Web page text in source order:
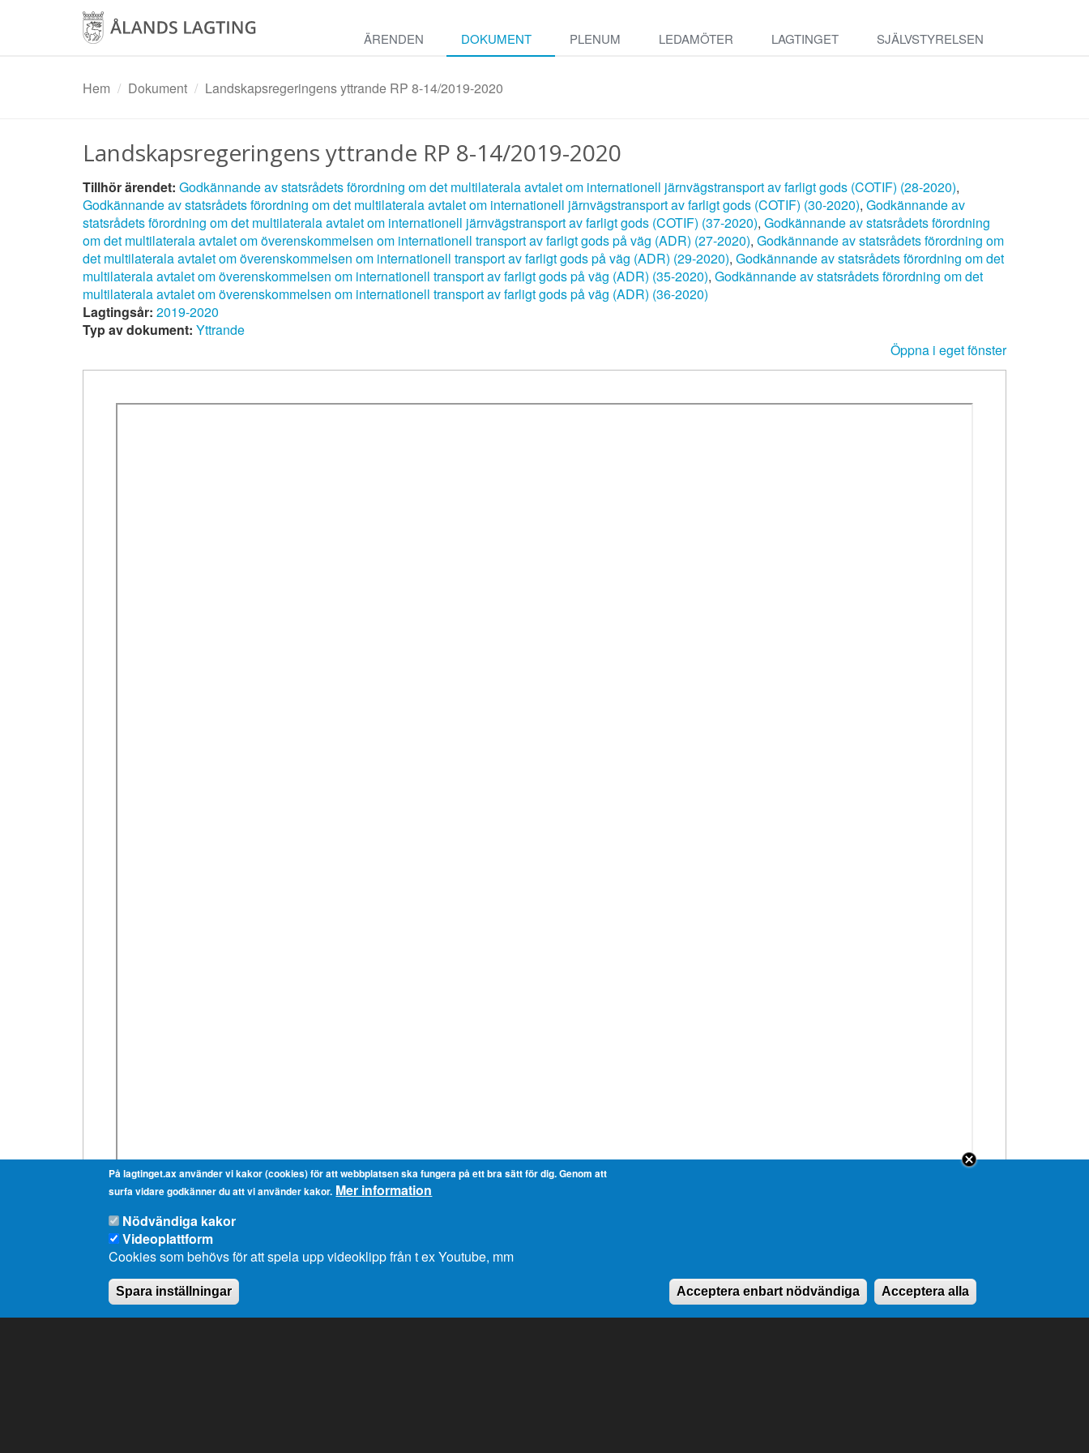
ÄRENDEN DOKUMENT PLENUM LEDAMÖTER LAGTINGET SJÄLVSTYRELSEN
Hem Dokument Landskapsregeringens yttrande RP 8-14/2019-2020
Landskapsregeringens yttrande RP 8-14/2019-2020
Tillhör ärendet: Godkännande av statsrådets förordning om det multilaterala avtalet om internationell järnvägstransport av farligt gods (COTIF) (28-2020),
Godkännande av statsrådets förordning om det multilaterala avtalet om internationell järnvägstransport av farligt gods (COTIF) (30-2020), Godkännande av
statsrådets förordning om det multilaterala avtalet om internationell järnvägstransport av farligt gods (COTIF) (37-2020), Godkännande av statsrådets förordning
om det multilaterala avtalet om överenskommelsen om internationell transport av farligt gods på väg (ADR) (27-2020), Godkännande av statsrådets förordning om
det multilaterala avtalet om överenskommelsen om internationell transport av farligt gods på väg (ADR) (29-2020), Godkännande av statsrådets förordning om det
multilaterala avtalet om överenskommelsen om internationell transport av farligt gods på väg (ADR) (35-2020), Godkännande av statsrådets förordning om det
multilaterala avtalet om överenskommelsen om internationell transport av farligt gods på väg (ADR) (36-2020)
Lagtingsår: 2019-2020
Typ av dokument: Yttrande
Öppna i eget fönster
På lagtinget.ax använder vi kakor (cookies) för att webbplatsen ska fungera på ett bra sätt för dig. Genom att
surfa vidare godkänner du att vi använder kakor. Mer information
Nödvändiga kakor
Videoplattform
Cookies som behövs för att spela upp videoklipp från t ex Youtube, mm
Spara inställningar Acceptera enbart nödvändiga Acceptera alla